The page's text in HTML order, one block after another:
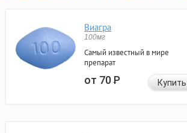
Виагра
100мг
Самый известный в мире
препарат
от 70Р Купить